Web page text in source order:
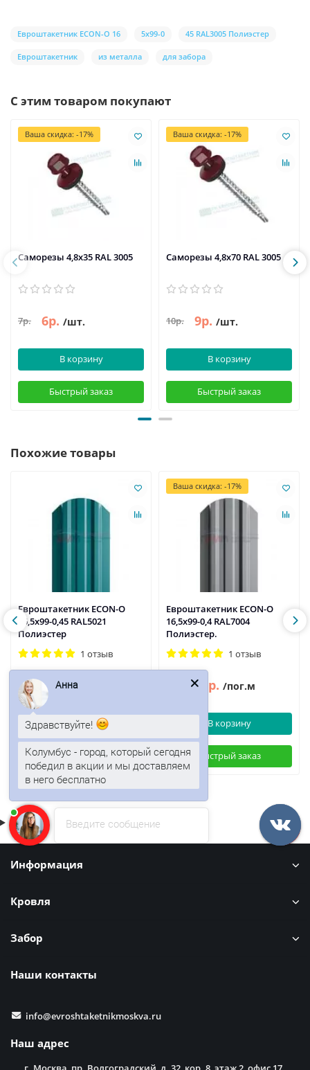
Евроштакетник ECON-O 16 5х99-0 45 RAL3005 Полиэстер
Евроштакетник из металла для забора
С этим товаром покупают
Ваша скидка: -17%
Саморезы 4,8х35 RAL 3005
7р. 6р. /шт.
В корзину
Быстрый заказ
Ваша скидка: -17%
Саморезы 4,8х70 RAL 3005
10р. 9р. /шт.
В корзину
Быстрый заказ
Похожие товары
Евроштакетник ECON-O
16,5х99-0,45 RAL5021
Полиэстер
1 отзыв
75р. /пог.м
В корзину
Быстрый заказ
Ваша скидка: -17%
Евроштакетник ECON-O
16,5х99-0,4 RAL7004
Полиэстер.
1 отзыв
69р. /пог.м
В корзину
Быстрый заказ
Информация
Кровля
Забор
Наши контакты
info@evroshtaketnikmoskva.ru
Наш адрес
Введите сообщение
Анна
Здравствуйте!
Колумбус - город, который сегодня
победил в акции и мы доставляем
в него бесплатно